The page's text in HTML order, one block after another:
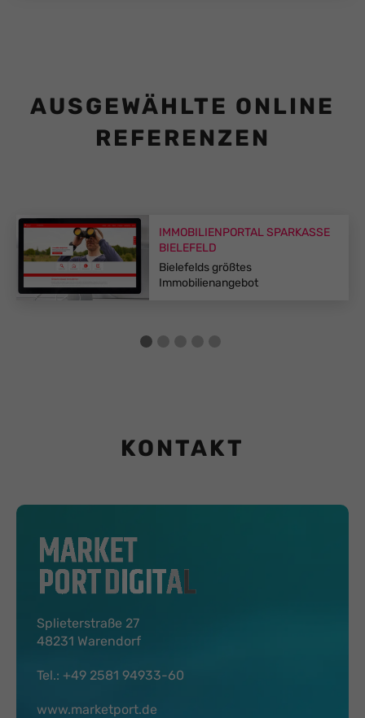
AUSGEWÄHLTE ONLINE
REFERENZEN
IMMOBILIENPORTALSPARKASSE
BIELEFELD
Bielefelds größtes
Immobilienangebot
KONTAKT
Splieterstraße 27
48231 Warendorf
Tel.: +49 2581 94933-60
www.marketport.de